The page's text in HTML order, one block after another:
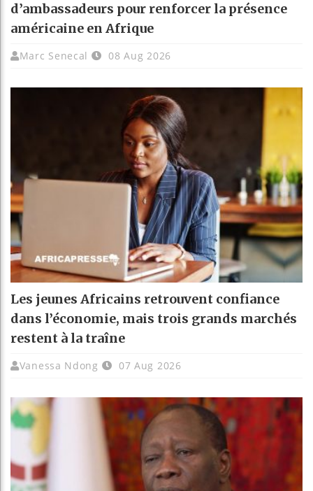
d’ambassadeurs pour renforcer la présence
américaine en Afrique
Marc Senecal 08 Aug 2026
Les jeunes Africains retrouvent confiance
dans l’économie, mais trois grands marchés
restent à la traîne
Vanessa Ndong 07 Aug 2026